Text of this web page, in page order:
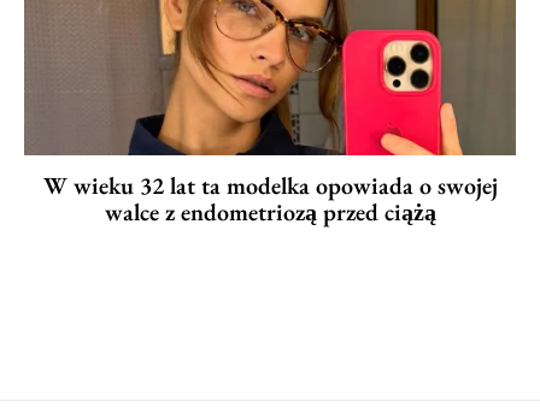
W wieku 32 lat ta modelka opowiada o swojej
walce z endometriozą przed ciążą